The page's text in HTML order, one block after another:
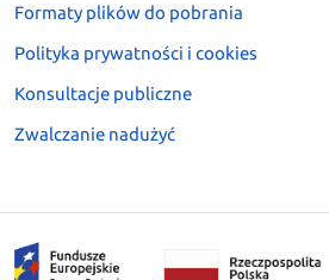
Formaty plików do pobrania
Polityka prywatności i cookies
Konsultacje publiczne
Zwalczanie nadużyć